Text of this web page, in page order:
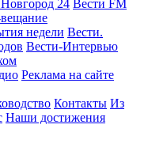
24 Вести FM
недели Вести.
Вести-Интервью
Реклама на сайте
Контакты Из
Наши достижения